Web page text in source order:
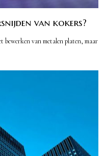
van kokers?
bewerken van metalen platen, maar